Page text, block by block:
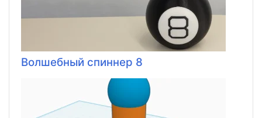
Волшебный спиннер 8